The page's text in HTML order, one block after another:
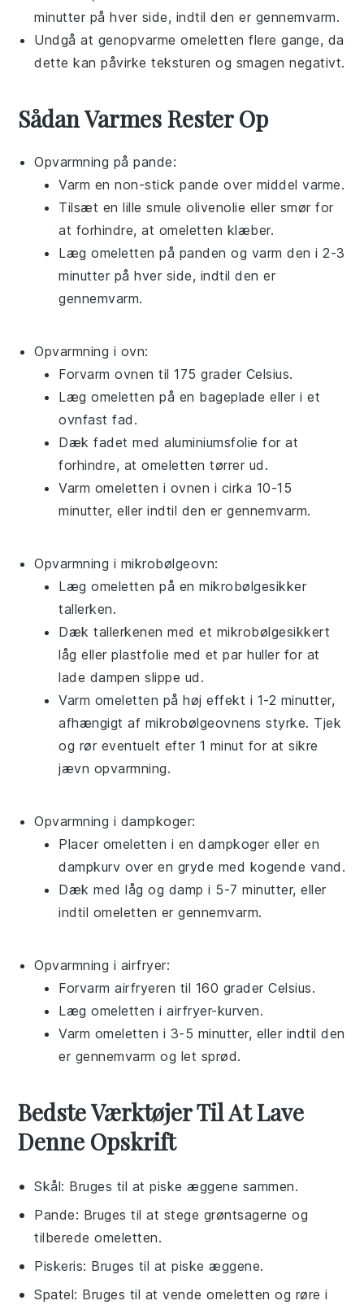
minutter på hver side, indtil den er gennemvarm.
Undgå at genopvarme omeletten flere gange, da
dette kan påvirke teksturen og smagen negativt.
Sådan Varmes Rester Op
Opvarmning på pande:
Varm en non-stick pande over middel varme.
Tilsæt en lille smuleolivenolie eller smør for
at forhindre, at omeletten klæber.
Læg omeletten på panden og varm den i 2-3
minutter på hver side, indtil den er
gennemvarm.
Opvarmning i ovn:
Forvarm ovnen til 175 grader Celsius.
Læg omeletten på en bageplade eller i et
ovnfast fad.
Dæk fadet medaluminiumsfolie for at
forhindre, at omeletten tørrer ud.
Varm omeletten i ovnen i cirka 10-15
minutter, eller indtil den er gennemvarm.
Opvarmning i mikrobølgeovn:
Læg omeletten på en mikrobølgesikker
tallerken.
Dæk tallerkenen med et mikrobølgesikkert
låg ellerplastfolie med et par huller for at
lade dampen slippe ud.
Varm omeletten på høj effekt i 1-2 minutter,
afhængigt af mikrobølgeovnens styrke. Tjek
og rør eventuelt efter 1 minut for at sikre
jævn opvarmning.
Opvarmning i dampkoger:
Placer omeletten i endampkoger eller en
dampkurv over en gryde med kogende vand.
Dæk med låg og damp i 5-7 minutter, eller
indtil omeletten er gennemvarm.
Opvarmning i airfryer:
Forvarm airfryeren til 160 grader Celsius.
Læg omeletten i airfryer-kurven.
Varm omeletten i 3-5 minutter, eller indtil den
er gennemvarm og let sprød.
Bedste Værktøjer Til At Lave
Denne Opskrift
Skål: Bruges til at piske æggene sammen.
Pande: Bruges til at stege grøntsagerne og
tilberede omeletten.
Piskeris: Bruges til at piske æggene.
Spatel: Bruges til at vende omeletten og røre i